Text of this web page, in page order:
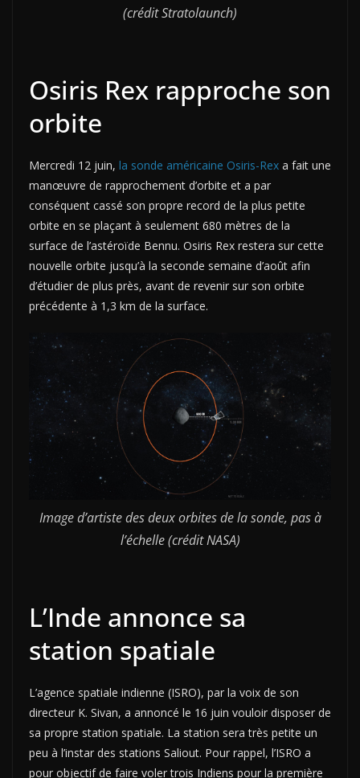
(crédit Stratolaunch)
Osiris Rex rapproche son
orbite
Mercredi 12 juin, la sonde américaine Osiris-Rex a fait une
manœuvre de rapprochement d’orbite et a par
conséquent cassé son propre record de la plus petite
orbite en se plaçant à seulement 680 mètres de la
surface de l’astéroïde Bennu. Osiris Rex restera sur cette
nouvelle orbite jusqu’à la seconde semaine d’août afin
d’étudier de plus près, avant de revenir sur son orbite
précédente à 1,3 km de la surface.
Image d’artiste des deux orbites de la sonde, pas à
l’échelle (crédit NASA)
L’Inde annonce sa
station spatiale
L’agence spatiale indienne (ISRO), par la voix de son
directeur K. Sivan, a annoncé le 16 juin vouloir disposer de
sa propre station spatiale. La station sera très petite un
peu à l’instar des stations Saliout. Pour rappel, l’ISRO a
pour objectif de faire voler trois Indiens pour la première